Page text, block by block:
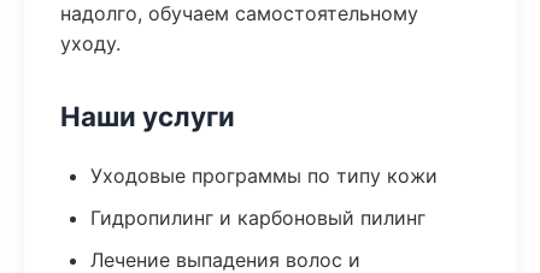
надолго, обучаем самостоятельному
уходу.
Наши услуги
Уходовые программы по типу кожи
Гидропилинг и карбоновый пилинг
Лечение выпадения волос и